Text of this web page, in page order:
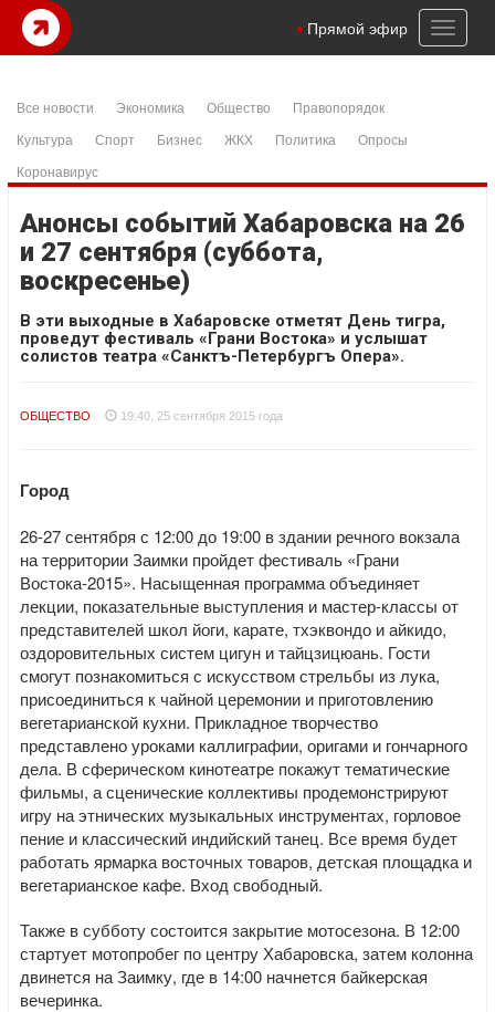
Toggle
Прямой эфир
Все новости Экономика Общество
Правопорядок
Культура
Спорт Бизнес ЖКХ Политика
Опросы
Коронавирус
Анонсы событий Хабаровска на 26
и 27 сентября (суббота,
воскресенье)
В эти выходные в Хабаровске отметят День тигра,
проведут фестиваль «Грани Востока» и услышат
солистов театра «Санктъ-Петербургъ Опера».
ОБЩЕСТВО 19:40, 25 сентября 2015 года
Город
26-27 сентября с 12:00 до 19:00 в здании речного вокзала
на территории Заимки пройдет фестиваль «Грани
Востока-2015». Насыщенная программа объединяет
лекции, показательные выступления и мастер-классы от
представителей школ йоги, карате, тхэквондо и айкидо,
оздоровительных систем цигун и тайцзицюань. Гости
смогут познакомиться с искусством стрельбы из лука,
присоединиться к чайной церемонии и приготовлению
вегетарианской кухни. Прикладное творчество
представлено уроками каллиграфии, оригами и гончарного
дела. В сферическом кинотеатре покажут тематические
фильмы, а сценические коллективы продемонстрируют
игру на этнических музыкальных инструментах, горловое
пение и классический индийский танец. Все время будет
работать ярмарка восточных товаров, детская площадка и
вегетарианское кафе. Вход свободный.
Также в субботу состоится закрытие мотосезона. В 12:00
стартует мотопробег по центру Хабаровска, затем колонна
двинется на Заимку, где в 14:00 начнется байкерская
вечеринка.